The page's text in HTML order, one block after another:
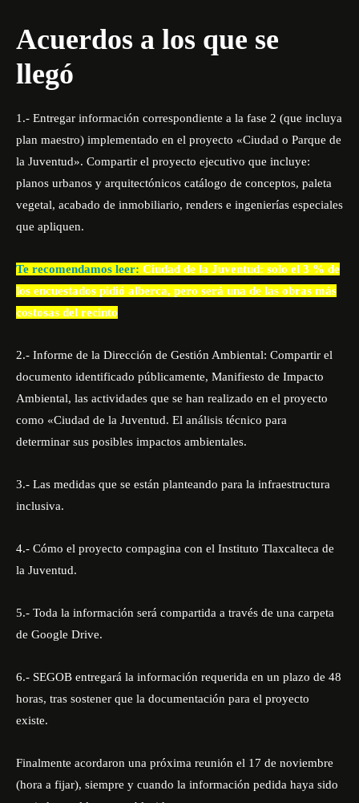
Acuerdos a los que se
llegó
1.- Entregar información correspondiente a la fase 2 (que incluya
plan maestro) implementado en el proyecto «Ciudad o Parque de
la Juventud». Compartir el proyecto ejecutivo que incluye:
planos urbanos y arquitectónicos catálogo de conceptos, paleta
vegetal, acabado de inmobiliario, renders e ingenierías especiales
que apliquen.
Te recomendamos leer: Ciudad de la Juventud: solo el 3 % de
los encuestados pidió alberca, pero será una de las obras más
costosas del recinto
2.- Informe de la Dirección de Gestión Ambiental: Compartir el
documento identificado públicamente, Manifiesto de Impacto
Ambiental, las actividades que se han realizado en el proyecto
como «Ciudad de la Juventud. El análisis técnico para
determinar sus posibles impactos ambientales.
3.- Las medidas que se están planteando para la infraestructura
inclusiva.
4.- Cómo el proyecto compagina con el Instituto Tlaxcalteca de
la Juventud.
5.- Toda la información será compartida a través de una carpeta
de Google Drive.
6.- SEGOB entregará la información requerida en un plazo de 48
horas, tras sostener que la documentación para el proyecto
existe.
Finalmente acordaron una próxima reunión el 17 de noviembre
(hora a fijar), siempre y cuando la información pedida haya sido